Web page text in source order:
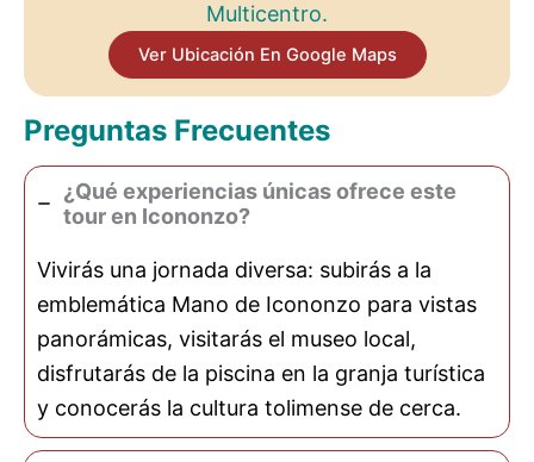
Multicentro.
Ver Ubicación En Google Maps
Preguntas Frecuentes
¿Qué experiencias únicas ofrece este
tour en Icononzo?
Vivirás una jornada diversa: subirás a la
emblemática Mano de Icononzo para vistas
panorámicas, visitarás el museo local,
disfrutarás de la piscina en la granja turística
y conocerás la cultura tolimense de cerca.